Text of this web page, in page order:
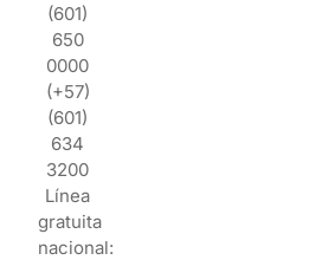
(601)
650
0000
(+57)
(601)
634
3200
Línea
gratuita
nacional: